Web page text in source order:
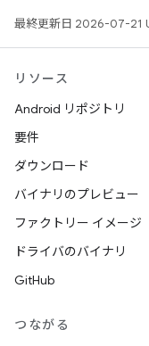
最終更新日 2026-07-21
リソース
Android リポジトリ
要件
ダウンロード
バイナリのプレビュー
ファクトリー イメージ
ドライバのバイナリ
GitHub
つながる